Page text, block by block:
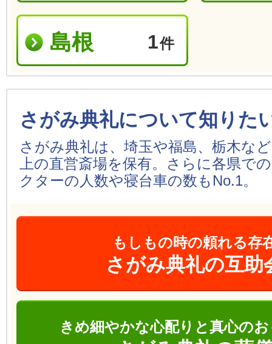
島根 1件
さがみ典礼について知りた
さがみ典礼は、埼玉や福島、栃木な
上の直営斎場を保有。さらに各県で
クターの人数や寝台車の数もNo.1。
もしもの時の頼れる存
さがみ典礼の互助
きめ細やかな心配りと真心の